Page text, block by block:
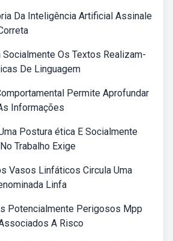
Da Inteligência Artificial Assinale
Socialmente Os Textos Realizam-
De Linguagem
Permite Aprofundar
Informações
Postura ética E Socialmente
Trabalho Exige
Vasos Linfáticos Circula Uma
Linfa
Potencialmente Perigosos Mpp
A Risco